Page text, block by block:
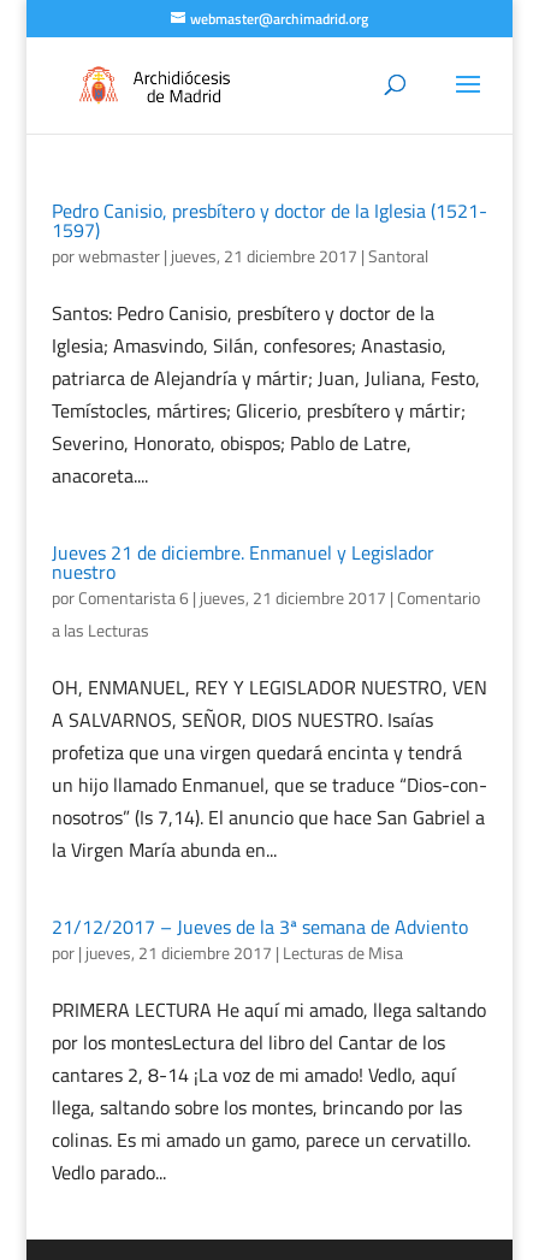
webmaster@archimadrid.org
Pedro Canisio, presbítero y doctor de la Iglesia (1521-
1597)
porwebmaster| jueves, 21 diciembre 2017 |Santoral
Santos: Pedro Canisio, presbítero y doctor de la
Iglesia; Amasvindo, Silán, confesores; Anastasio,
patriarca de Alejandría y mártir; Juan, Juliana, Festo,
Temístocles, mártires; Glicerio, presbítero y mártir;
Severino, Honorato, obispos; Pablo de Latre,
anacoreta....
Jueves 21 de diciembre. Enmanuel y Legislador
nuestro
porComentarista 6| jueves, 21 diciembre 2017 |Comentario
a las Lecturas
OH, ENMANUEL, REY Y LEGISLADOR NUESTRO, VEN
A SALVARNOS, SEÑOR, DIOS NUESTRO. Isaías
profetiza que una virgen quedará encinta y tendrá
un hijo llamado Enmanuel, que se traduce “Dios-con-
nosotros” (Is 7,14). El anuncio que hace San Gabriel a
la Virgen María abunda en...
21/12/2017 – Jueves de la 3ª semana de Adviento
por| jueves, 21 diciembre 2017 | Lecturas de Misa
PRIMERA LECTURA He aquí mi amado, llega saltando
por los montesLectura del libro del Cantar de los
cantares 2, 8-14 ¡La voz de mi amado! Vedlo, aquí
llega, saltando sobre los montes, brincando por las
colinas. Es mi amado un gamo, parece un cervatillo.
Vedlo parado...